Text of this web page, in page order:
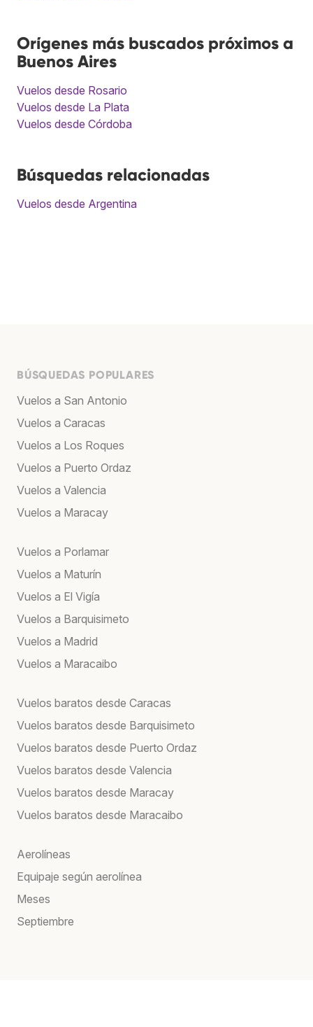
Orígenes más buscados próximos a
Buenos Aires
Vuelos desde Rosario
Vuelos desde La Plata
Vuelos desde Córdoba
Búsquedas relacionadas
Vuelos desde Argentina
BÚSQUEDAS POPULARES
Vuelos a San Antonio
Vuelos a Caracas
Vuelos a Los Roques
Vuelos a Puerto Ordaz
Vuelos a Valencia
Vuelos a Maracay
Vuelos a Porlamar
Vuelos a Maturín
Vuelos a El Vigía
Vuelos a Barquisimeto
Vuelos a Madrid
Vuelos a Maracaibo
Vuelos baratos desde Caracas
Vuelos baratos desde Barquisimeto
Vuelos baratos desde Puerto Ordaz
Vuelos baratos desde Valencia
Vuelos baratos desde Maracay
Vuelos baratos desde Maracaibo
Aerolíneas
Equipaje según aerolínea
Meses
Septiembre